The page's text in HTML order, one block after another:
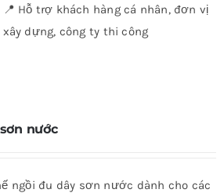
📍 Hỗ trợ khách hàng cá nhân, đơn vị
xây dựng, công ty thi công
nước
ngồi đu dây sơn nước dành cho các